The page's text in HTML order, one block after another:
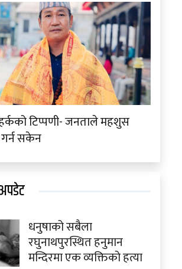
टिप्पणी- जनताले महशुस
गर्न सकेन
धनुषाको सबैला
रघुनाथपुरस्थित हनुमान
मन्दिरमा एक व्यक्तिको हत्या